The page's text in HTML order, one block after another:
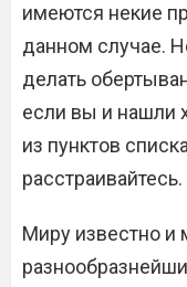
имеются некие
данном случае.
делать
если вы и нашли
из пунктов
расстраивайтесь.
Миру известно и